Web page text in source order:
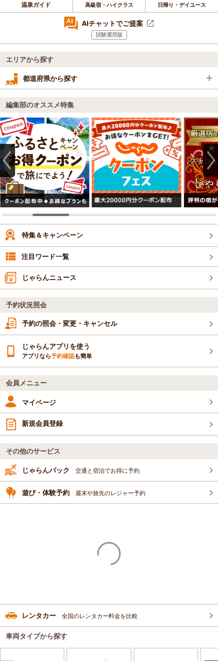
温泉ガイド 高級宿・ハイクラス 日帰り・デイユース
AIチャットでご提案
試験運用版
エリアから探す
都道府県から探す
編集部のオススメ特集
特集＆キャンペーン
注目ワード一覧
じゃらんニュース
予約状況照会
予約の照会・変更・キャンセル
じゃらんアプリを使う
アプリなら予約確認も簡単
会員メニュー
マイページ
新規会員登録
その他のサービス
じゃらんパック 交通と宿泊でお得に予約
遊び・体験予約 週末や旅先のレジャー予約
レンタカー 全国のレンタカー料金を比較
車両タイプから探す